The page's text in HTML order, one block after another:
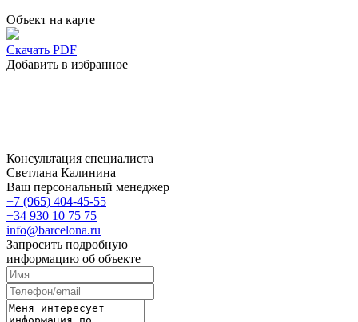
Объект на карте
Скачать PDF
Добавить в избранное
Консультация специалиста
Светлана Калинина
Ваш персональный менеджер
+7 (965) 404-45-55
+34 930 10 75 75
info@barcelona.ru
Запросить подробную
информацию об объекте